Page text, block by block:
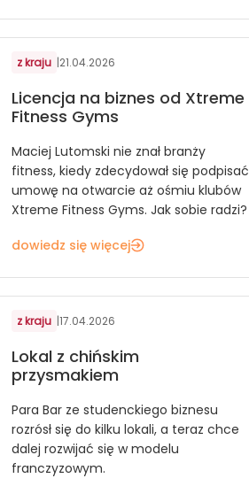
z kraju |21.04.2026
Licencja na biznes od Xtreme
Fitness Gyms
Maciej Lutomski nie znał branży
fitness, kiedy zdecydował się podpisać
umowę na otwarcie aż ośmiu klubów
Xtreme Fitness Gyms. Jak sobie radzi?
dowiedz się więcej
z kraju |17.04.2026
Lokal z chińskim
przysmakiem
Para Bar ze studenckiego biznesu
rozrósł się do kilku lokali, a teraz chce
dalej rozwijać się w modelu
franczyzowym.